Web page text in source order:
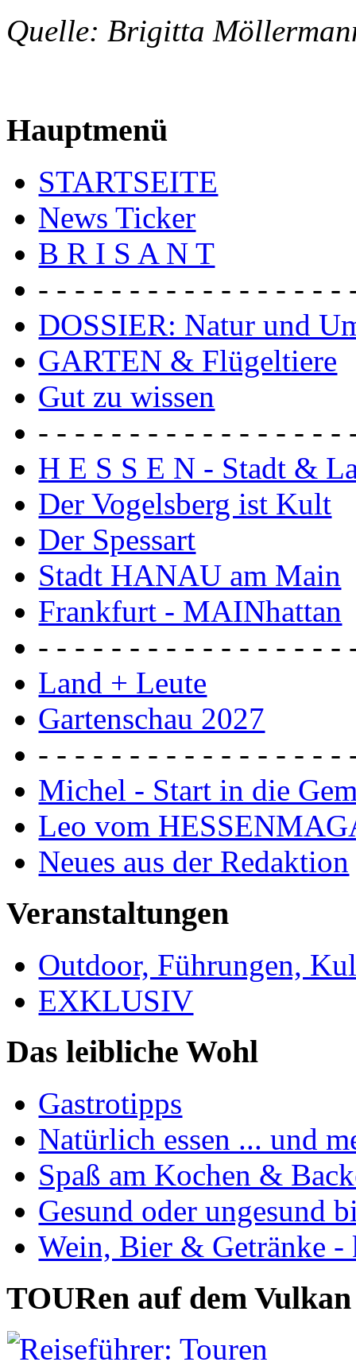
Quelle: Brigitta
Hauptmenü
STARTSEITE
News Ticker
B R I S A N T
- - - - - - - - - - - - - - - - -
DOSSIER: Natur und
GARTEN & Flügeltiere
Gut zu wissen
- - - - - - - - - - - - - - - - -
H E S S E N - Stadt &
Der Vogelsberg ist Kult
Der Spessart
Stadt HANAU am Main
Frankfurt - MAINhattan
- - - - - - - - - - - - - - - - -
Land + Leute
Gartenschau 2027
- - - - - - - - - - - - - - - - -
Michel - Start in die
Leo vom
Neues aus der Redaktion
Veranstaltungen
Outdoor, Führungen,
EXKLUSIV
Das leibliche Wohl
Gastrotipps
Natürlich essen ... und
Spaß am Kochen &
Gesund oder ungesund
Wein, Bier & Getränke -
TOURen auf dem Vulkan